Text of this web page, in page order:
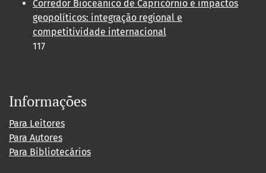
Corredor Bioceânico de Capricórnio e impactos
geopolíticos: integração regional e
competitividade internacional
117
Informações
Para Leitores
Para Autores
Para Bibliotecários